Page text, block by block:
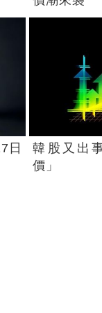
日
韓股又出
價」